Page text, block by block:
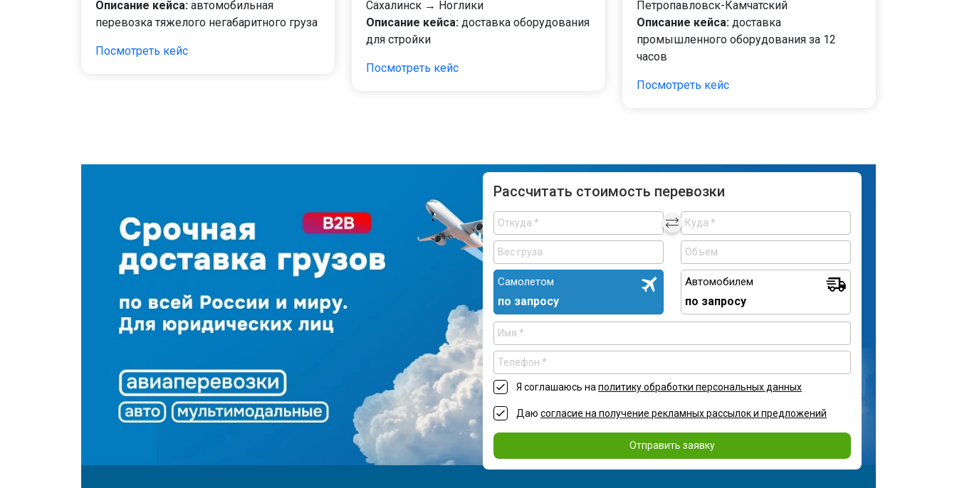
Описание кейса: автомобильная
перевозка тяжелого негабаритного груза
Посмотреть кейс
Сахалинск → Ноглики
Описание кейса: доставка оборудования
для стройки
Посмотреть кейс
Петропавловск-Камчатский
Описание кейса: доставка
промышленного оборудования за 12
часов
Посмотреть кейс
Рассчитать стоимость перевозки
Самолетом
по запросу
Автомобилем
по запросу
Я соглашаюсь на политику обработки персональных данных
Даю согласие на получение рекламных рассылок и предложений
Отправить заявку